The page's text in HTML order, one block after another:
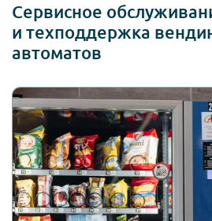
Сервисное
и техподдержка
автоматов